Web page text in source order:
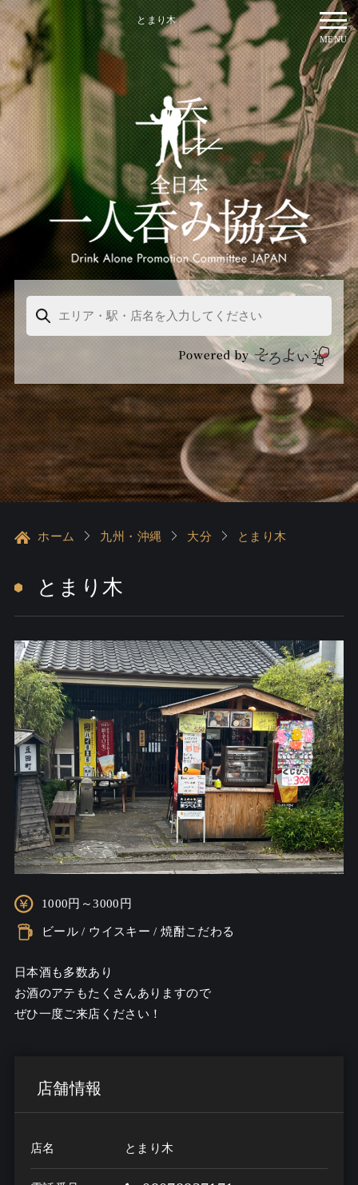
とまり木
MENU
ホーム 九州・沖縄 大分 とまり木
とまり木
1000円～3000円
ビール / ウイスキー / 焼酎こだわる
日本酒も多数あり
お酒のアテもたくさんありますので
ぜひ一度ご来店ください！
店舗情報
店名 とまり木